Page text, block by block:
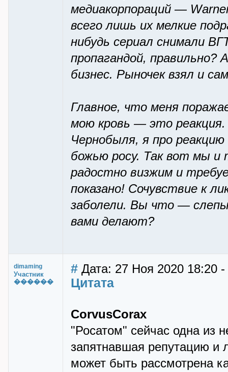
медиакорпораций —
всего лишь их мелкие
нибудь сериал снимали
пропагандой, правильно?
бизнес. Рыночек взял и
Главное, что меня
мою кровь — это
Чернобыля, я про
божью росу. Так вот мы и
радостно визжим и
показано! Сочувствие к
заболели. Вы что —
вами делают?
dimaming
Участник
������
# Дата: 27 Ноя 2020 18:20
Цитата
CorvusCorax
"Росатом" сейчас одна из
запятнавшая репутацию и
может быть рассмотрена